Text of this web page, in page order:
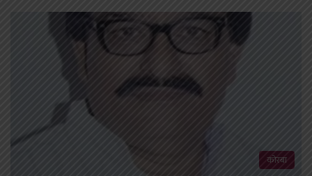
कोरबा